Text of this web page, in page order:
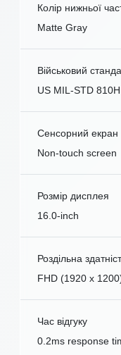
Колір нижньої
Matte Gray
Військовий
US MIL-STD
Сенсорний екран
Non-touch screen
Розмір дисплея
16.0-inch
Роздільна
FHD (1920 x
Час відгуку
0.2ms response